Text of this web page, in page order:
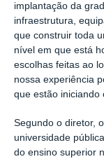
implantação da
infraestrutura,
que construir toda
nível em que está
escolhas feitas ao
nossa experiência
que estão iniciando
Segundo o diretor,
universidade
do ensino superior